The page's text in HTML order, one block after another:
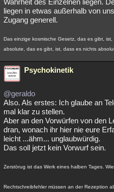
Wahrheit des Einzelnen liegen.
liegen in etwas außerhalb von
Zugang generell.
Das einzige kosmische Gesetz, das es gibt,
absolute, das es gibt, ist, dass es nichts
Psychokinetik
@geraldo
Also. Als erstes: Ich glaube an
mal klar zu stellen.
Aber an den Vorwürfen von den
dran, wonach ihr hier nie eure
leicht ...ähm... unglaubwürdig.
Das soll jetzt kein Vorwurf sein.
Zerstörug ist das Werk eines halben Tages.
Rechtschreibfehler müssen an der Rezeption